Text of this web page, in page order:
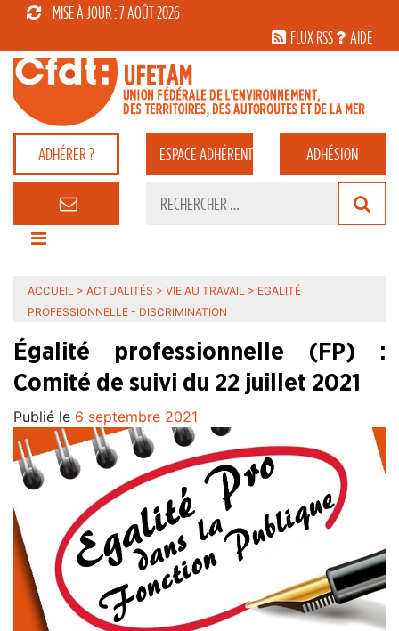
MISE À JOUR : 7 AOÛT 2026
FLUX RSS
AIDE
ADHÉRER ? ESPACEADHÉRENT ADHÉSION
ACCUEIL > ACTUALITÉS > VIE AU TRAVAIL > EGALITÉ
PROFESSIONNELLE - DISCRIMINATION
Égalité professionnelle (FP) :
Comité de suivi du 22 juillet 2021
Publié le 6 septembre 2021